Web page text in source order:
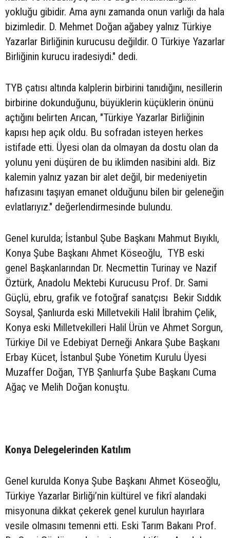
yokluğu gibidir. Ama aynı zamanda onun varlığı da hala
bizimledir. D. Mehmet Doğan ağabey yalnız Türkiye
Yazarlar Birliğinin kurucusu değildir. O Türkiye Yazarlar
Birliğinin kurucu iradesiydi." dedi.
TYB çatısı altında kalplerin birbirini tanıdığını, nesillerin
birbirine dokunduğunu, büyüklerin küçüklerin önünü
açtığını belirten Arıcan, "Türkiye Yazarlar Birliğinin
kapısı hep açık oldu. Bu sofradan isteyen herkes
istifade etti. Üyesi olan da olmayan da dostu olan da
yolunu yeni düşüren de bu iklimden nasibini aldı. Biz
kalemin yalnız yazan bir alet değil, bir medeniyetin
hafızasını taşıyan emanet olduğunu bilen bir geleneğin
evlatlarıyız." değerlendirmesinde bulundu.
Genel kurulda; İstanbul Şube Başkanı Mahmut Bıyıklı,
Konya Şube Başkanı Ahmet Köseoğlu, TYB eski
genel Başkanlarından Dr. Necmettin Turinay ve Nazif
Öztürk, Anadolu Mektebi Kurucusu Prof. Dr. Sami
Güçlü, ebru, grafik ve fotoğraf sanatçısı Bekir Sıddık
Soysal, Şanlıurda eski Milletvekili Halil İbrahim Çelik,
Konya eski Milletvekilleri Halil Ürün ve Ahmet Sorgun,
Türkiye Dil ve Edebiyat Derneği Ankara Şube Başkanı
Erbay Kücet, İstanbul Şube Yönetim Kurulu Üyesi
Muzaffer Doğan, TYB Şanlıurfa Şube Başkanı Cuma
Ağaç ve Melih Doğan konuştu.
Konya Delegelerinden Katılım
Genel kurulda Konya Şube Başkanı Ahmet Köseoğlu,
Türkiye Yazarlar Birliği’nin kültürel ve fikrî alandaki
misyonuna dikkat çekerek genel kurulun hayırlara
vesile olmasını temenni etti. Eski Tarım Bakanı Prof.